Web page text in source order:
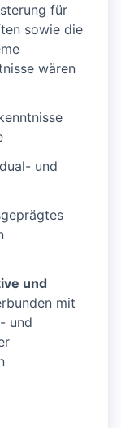
für
sowie die
wären
und
und
mit
und